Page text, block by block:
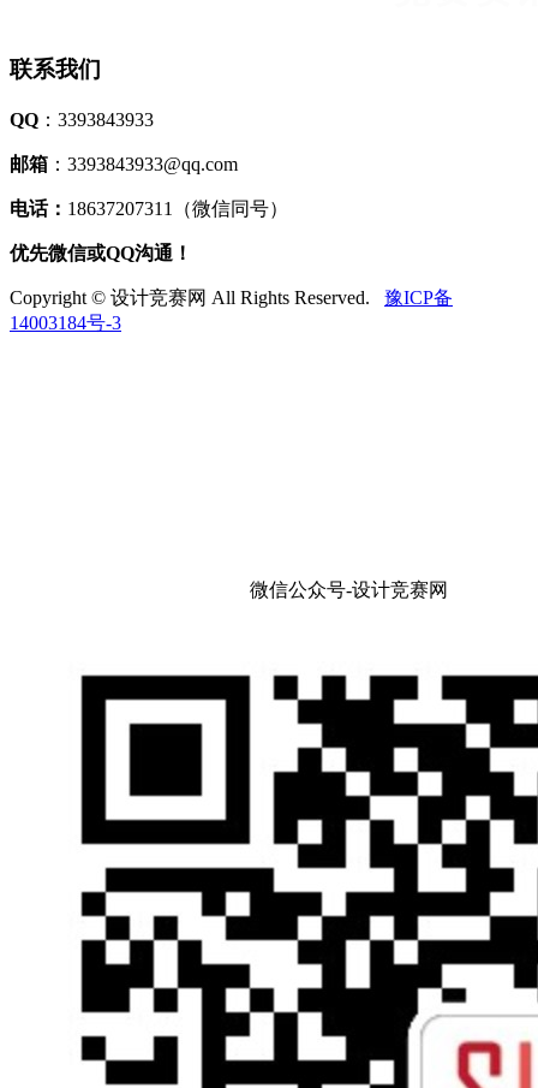
联系我们
QQ ：3393843933
邮箱 ：3393843933@qq.com
电话： 18637207311（微信同号）
优先微信或QQ沟通！
Copyright © 设计竞赛网 All Rights Reserved.
豫ICP备
14003184号-3
微信公众号-设计竞赛网